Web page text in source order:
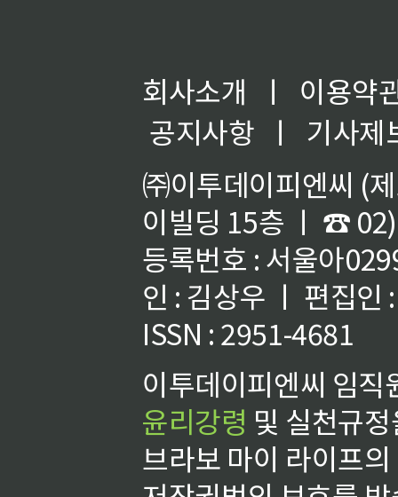
회사소개 ㅣ
이용약
공지사항
ㅣ
기사제
㈜이투데이피엔씨 (
이빌딩 15층 ㅣ ☎
등록번호 : 서울아
인 : 김상우 ㅣ 편집인
ISSN : 2951-4681
이투데이피엔씨 임
윤리강령 및 실천규
브라보 마이 라이프